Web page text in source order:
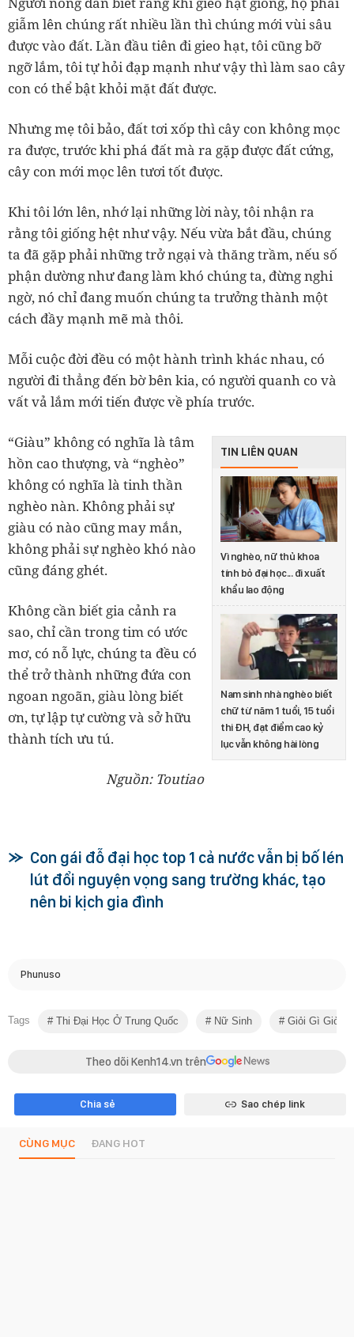
giẫm lên chúng rất nhiều lần thì chúng mới vùi sâu
được vào đất. Lần đầu tiên đi gieo hạt, tôi cũng bỡ
ngỡ lắm, tôi tự hỏi đạp mạnh như vậy thì làm sao cây
con có thể bật khỏi mặt đất được.
Nhưng mẹ tôi bảo, đất tơi xốp thì cây con không mọc
ra được, trước khi phá đất mà ra gặp được đất cứng,
cây con mới mọc lên tươi tốt được.
Khi tôi lớn lên, nhớ lại những lời này, tôi nhận ra
rằng tôi giống hệt như vậy. Nếu vừa bắt đầu, chúng
ta đã gặp phải những trở ngại và thăng trầm, nếu số
phận dường như đang làm khó chúng ta, đừng nghi
ngờ, nó chỉ đang muốn chúng ta trưởng thành một
cách đầy mạnh mẽ mà thôi.
Mỗi cuộc đời đều có một hành trình khác nhau, có
người đi thẳng đến bờ bên kia, có người quanh co và
vất vả lắm mới tiến được về phía trước.
TIN LIÊN QUAN
Vì nghèo, nữ thủ khoa
tính bỏ đại học... đi xuất
khẩu lao động
Nam sinh nhà nghèo biết
chữ từ năm 1 tuổi, 15 tuổi
thi ĐH, đạt điểm cao kỷ
lục vẫn không hài lòng
“Giàu” không có nghĩa là tâm
hồn cao thượng, và “nghèo”
không có nghĩa là tinh thần
nghèo nàn. Không phải sự
giàu có nào cũng may mắn,
không phải sự nghèo khó nào
cũng đáng ghét.
Không cần biết gia cảnh ra
sao, chỉ cần trong tim có ước
mơ, có nỗ lực, chúng ta đều có
thể trở thành những đứa con
ngoan ngoãn, giàu lòng biết
ơn, tự lập tự cường và sở hữu
thành tích ưu tú.
Nguồn: Toutiao
Con gái đỗ đại học top 1 cả nước vẫn bị bố lén
lút đổi nguyện vọng sang trường khác, tạo
nên bi kịch gia đình
Phunuso
Tags Thi Đại Học Ở Trung Quốc Nữ Sinh Giỏi Gì Giỏi
Theo dõi Kenh14.vn trên
Chia sẻ Sao chép link
CÙNG MỤC ĐANG HOT